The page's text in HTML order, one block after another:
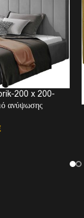
200 x 200-
ανύψωσης